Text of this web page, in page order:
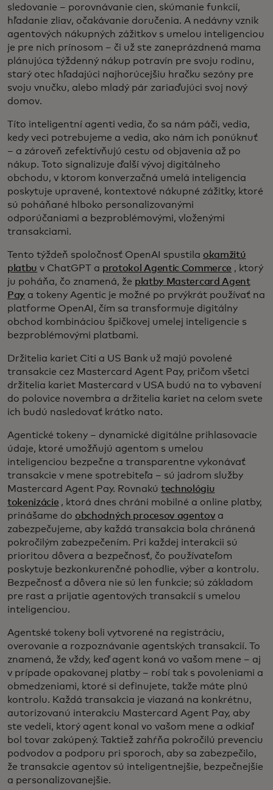
sledovanie – porovnávanie cien, skúmanie funkcií,
hľadanie zliav, očakávanie doručenia. A nedávny vznik
agentových nákupných zážitkov s umelou inteligenciou
je pre nich prínosom – či už ste zaneprázdnená mama
plánujúca týždenný nákup potravín pre svoju rodinu,
starý otec hľadajúci najhorúcejšiu hračku sezóny pre
svoju vnučku, alebo mladý pár zariaďujúci svoj nový
domov.
Títo inteligentní agenti vedia, čo sa nám páči, vedia,
kedy veci potrebujeme a vedia, ako nám ich ponúknuť
– a zároveň zefektívňujú cestu od objavenia až po
nákup. Toto signalizuje ďalší vývoj digitálneho
obchodu, v ktorom konverzačná umelá inteligencia
poskytuje upravené, kontextové nákupné zážitky, ktoré
sú poháňané hlboko personalizovanými
odporúčaniami a bezproblémovými, vloženými
transakciami.
Tento týždeň spoločnosť OpenAI spustila okamžitú
platbu v ChatGPT a protokol Agentic Commerce , ktorý
ju poháňa, čo znamená, že platby Mastercard Agent
Pay a tokeny Agentic je možné po prvýkrát používať na
platforme OpenAI, čím sa transformuje digitálny
obchod kombináciou špičkovej umelej inteligencie s
bezproblémovými platbami.
Držitelia kariet Citi a US Bank už majú povolené
transakcie cez Mastercard Agent Pay, pričom všetci
držitelia kariet Mastercard v USA budú na to vybavení
do polovice novembra a držitelia kariet na celom svete
ich budú nasledovať krátko nato.
Agentické tokeny – dynamické digitálne prihlasovacie
údaje, ktoré umožňujú agentom s umelou
inteligenciou bezpečne a transparentne vykonávať
transakcie v mene spotrebiteľa – sú jadrom služby
Mastercard Agent Pay. Rovnakú technológiu
tokenizácie , ktorá dnes chráni mobilné a online platby,
prinášame do obchodných procesov agentov a
zabezpečujeme, aby každá transakcia bola chránená
pokročilým zabezpečením. Pri každej interakcii sú
prioritou dôvera a bezpečnosť, čo používateľom
poskytuje bezkonkurenčné pohodlie, výber a kontrolu.
Bezpečnosť a dôvera nie sú len funkcie; sú základom
pre rast a prijatie agentových transakcií s umelou
inteligenciou.
Agentské tokeny boli vytvorené na registráciu,
overovanie a rozpoznávanie agentských transakcií. To
znamená, že vždy, keď agent koná vo vašom mene – aj
v prípade opakovanej platby – robí tak s povoleniami a
obmedzeniami, ktoré si definujete, takže máte plnú
kontrolu. Každá transakcia je viazaná na konkrétnu,
autorizovanú interakciu Mastercard Agent Pay, aby
ste vedeli, ktorý agent konal vo vašom mene a odkiaľ
bol tovar zakúpený. Taktiež zahŕňa pokročilú prevenciu
podvodov a podporu pri sporoch, aby sa zabezpečilo,
že transakcie agentov sú inteligentnejšie, bezpečnejšie
a personalizovanejšie.